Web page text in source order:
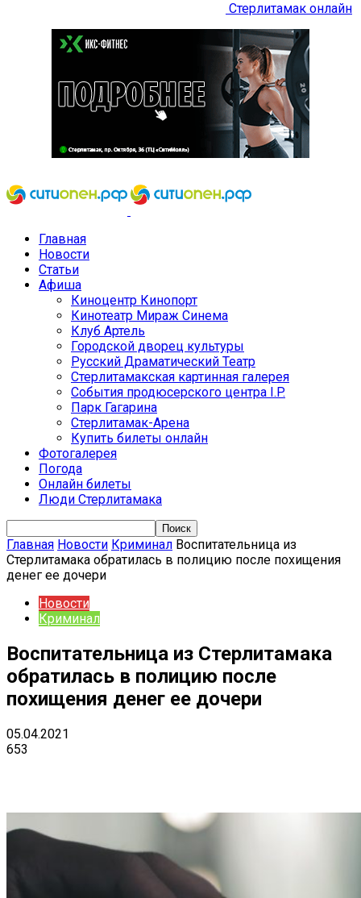
Стерлитамак онлайн
Главная
Новости
Статьи
Афиша
Киноцентр Кинопорт
Кинотеатр Мираж Синема
Клуб Артель
Городской дворец культуры
Русский Драматический Театр
Стерлитамакская картинная галерея
События продюсерского центра I.P.
Парк Гагарина
Стерлитамак-Арена
Купить билеты онлайн
Фотогалерея
Погода
Онлайн билеты
Люди Стерлитамака
Главная Новости Криминал Воспитательница из
Стерлитамака обратилась в полицию после похищения
денег ее дочери
Новости
Криминал
Воспитательница из Стерлитамака
обратилась в полицию после
похищения денег ее дочери
05.04.2021
653